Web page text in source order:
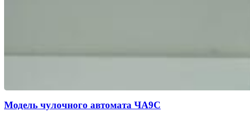
Модель чулочного автомата ЧА9С